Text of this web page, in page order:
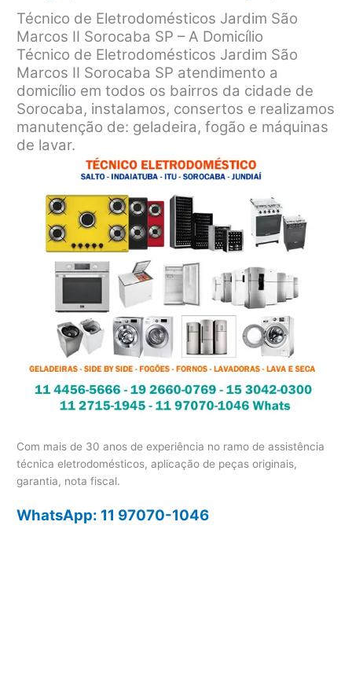
Técnico de Eletrodomésticos Jardim São
Marcos II Sorocaba SP – A Domicílio
Técnico de Eletrodomésticos Jardim São
Marcos II Sorocaba SP atendimento a
domicílio em todos os bairros da cidade de
Sorocaba, instalamos, consertos e realizamos
manutenção de: geladeira, fogão e máquinas
de lavar.
Com mais de 30 anos de experiência no ramo de assistência
técnica eletrodomésticos, aplicação de peças originais,
garantia, nota fiscal.
WhatsApp: 11 97070-1046